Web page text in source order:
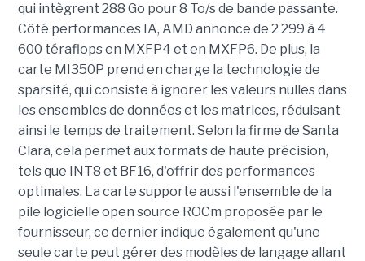
qui intègrent 288 Go pour 8 To/s de bande passante.
Côté performances IA, AMD annonce de 2 299 à 4
600 téraflops en MXFP4 et en MXFP6. De plus, la
carte MI350P prend en charge la technologie de
sparsité, qui consiste à ignorer les valeurs nulles dans
les ensembles de données et les matrices, réduisant
ainsi le temps de traitement. Selon la firme de Santa
Clara, cela permet aux formats de haute précision,
tels que INT8 et BF16, d'offrir des performances
optimales. La carte supporte aussi l'ensemble de la
pile logicielle open source ROCm proposée par le
fournisseur, ce dernier indique également qu'une
seule carte peut gérer des modèles de langage allant